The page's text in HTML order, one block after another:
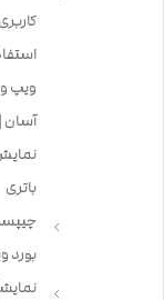
ویپ
آسان
باتری
بورد